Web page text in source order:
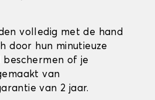
volledig met de hand
door hun minutieuze
of je
van
van 2 jaar.